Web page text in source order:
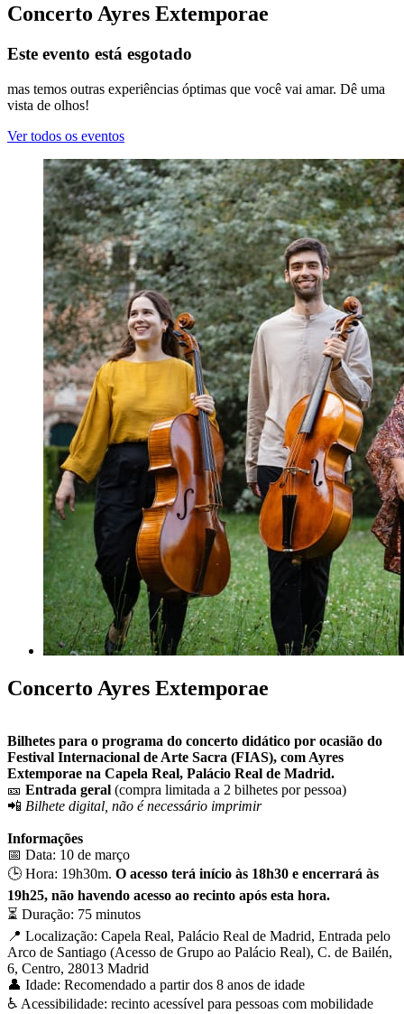
Concerto Ayres Extemporae
Este evento está esgotado
mas temos outras experiências óptimas que você vai amar. Dê uma
vista de olhos!
Ver todos os eventos
Concerto Ayres Extemporae
Bilhetes para o programa do concerto didático por ocasião do
Festival Internacional de Arte Sacra (FIAS), com Ayres
Extemporae na Capela Real, Palácio Real de Madrid.
🎫 Entrada geral (compra limitada a 2 bilhetes por pessoa)
📲 Bilhete digital, não é necessário imprimir
Informações
📅 Data: 10 de março
🕒 Hora: 19h30m. O acesso terá início às 18h30 e encerrará às
19h25, não havendo acesso ao recinto após esta hora.
⏳ Duração: 75 minutos
📍 Localização: Capela Real, Palácio Real de Madrid, Entrada pelo
Arco de Santiago (Acesso de Grupo ao Palácio Real), C. de Bailén,
6, Centro, 28013 Madrid
👤 Idade: Recomendado a partir dos 8 anos de idade
♿️ Acessibilidade: recinto acessível para pessoas com mobilidade